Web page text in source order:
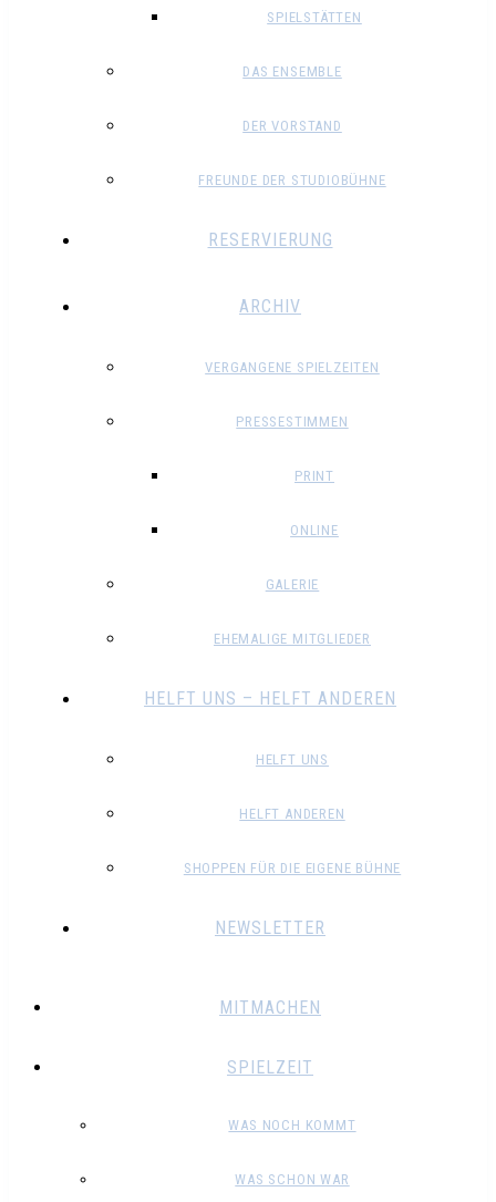
SPIELSTÄTTEN
DAS ENSEMBLE
DER VORSTAND
FREUNDE DER STUDIOBÜHNE
RESERVIERUNG
ARCHIV
VERGANGENE SPIELZEITEN
PRESSESTIMMEN
PRINT
ONLINE
GALERIE
EHEMALIGE MITGLIEDER
HELFT UNS – HELFT ANDEREN
HELFT UNS
HELFT ANDEREN
SHOPPEN FÜR DIE EIGENE BÜHNE
NEWSLETTER
MITMACHEN
SPIELZEIT
WAS NOCH KOMMT
WAS SCHON WAR